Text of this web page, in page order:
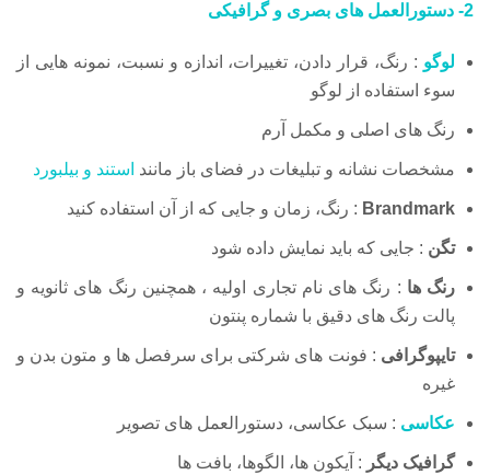
2- دستورالعمل های بصری و گرافیکی
لوگو : رنگ، قرار دادن، تغییرات، اندازه و نسبت، نمونه هایی از
سوء استفاده از لوگو
رنگ های اصلی و مکمل آرم
مشخصات نشانه و تبلیغات در فضای باز مانند استند و بیلبورد
Brandmark : رنگ، زمان و جایی که از آن استفاده کنید
تگن : جایی که باید نمایش داده شود
رنگ ها : رنگ های نام تجاری اولیه ، همچنین رنگ های ثانویه و
پالت رنگ های دقیق با شماره پنتون
تایپوگرافی : فونت های شرکتی برای سرفصل ها و متون بدن و
غیره
عکاسی : سبک عکاسی، دستورالعمل های تصویر
گرافیک دیگر : آیکون ها، الگوها، بافت ها